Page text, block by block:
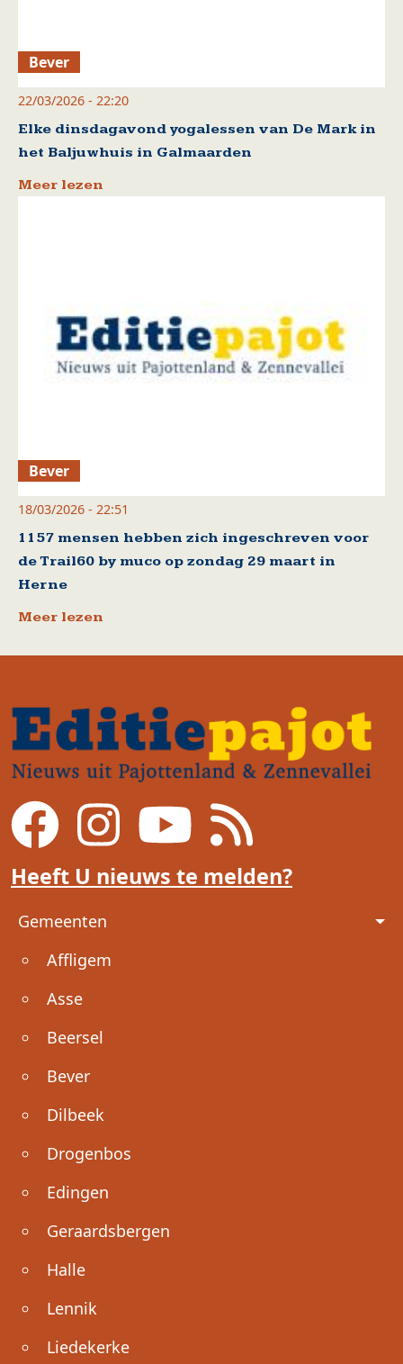
Bever
22/03/2026 - 22:20
Elke dinsdagavond yogalessen van De Mark in
het Baljuwhuis in Galmaarden
Meer lezen
Bever
18/03/2026 - 22:51
1157 mensen hebben zich ingeschreven voor
de Trail60 by muco op zondag 29 maart in
Herne
Meer lezen
Heeft U nieuws te melden?
Voet
Gemeenten
Affligem
Asse
Beersel
Bever
Dilbeek
Drogenbos
Edingen
Geraardsbergen
Halle
Lennik
Liedekerke